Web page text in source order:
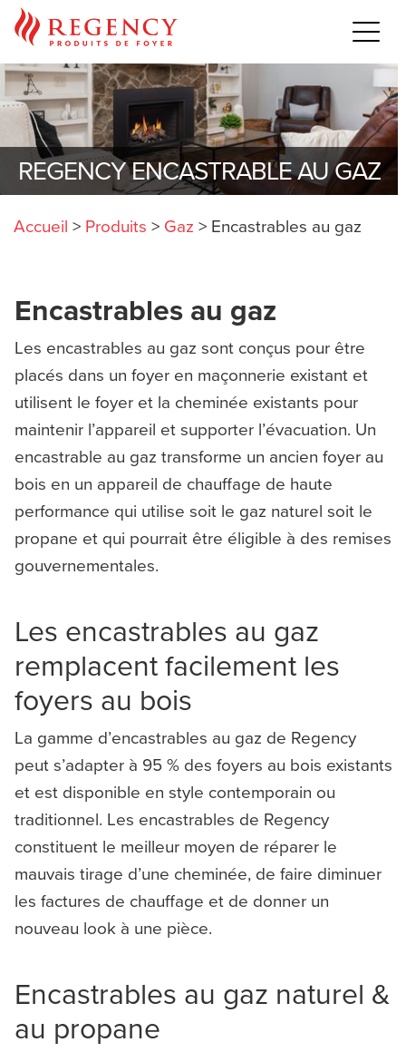
REGENCY ENCASTRABLE AU GAZ
Accueil > Produits > Gaz > Encastrables au gaz
Encastrables au gaz
Les encastrables au gaz sont conçus pour être
placés dans un foyer en maçonnerie existant et
utilisent le foyer et la cheminée existants pour
maintenir l’appareil et supporter l’évacuation. Un
encastrable au gaz transforme un ancien foyer au
bois en un appareil de chauffage de haute
performance qui utilise soit le gaz naturel soit le
propane et qui pourrait être éligible à des remises
gouvernementales.
Les encastrables au gaz
remplacent facilement les
foyers au bois
La gamme d’encastrables au gaz de Regency
peut s’adapter à 95 % des foyers au bois existants
et est disponible en style contemporain ou
traditionnel. Les encastrables de Regency
constituent le meilleur moyen de réparer le
mauvais tirage d’une cheminée, de faire diminuer
les factures de chauffage et de donner un
nouveau look à une pièce.
Encastrables au gaz naturel &
au propane